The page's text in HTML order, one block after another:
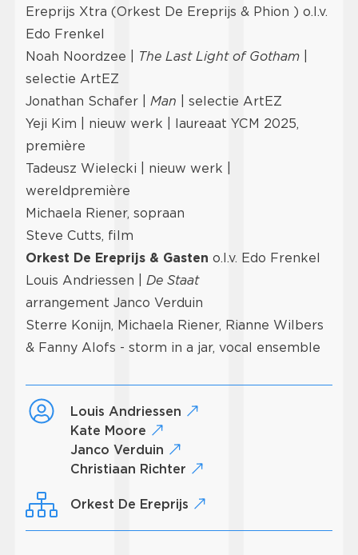
Ereprijs Xtra (Orkest De Ereprijs & Phion ) o.l.v.
Edo Frenkel
Noah Noordzee |
The Last Light of Gotham
selectie ArtEZ
Jonathan Schafer | Man | selectie ArtEZ
Yeji Kim | nieuw werk | laureaat YCM 2025,
première
Tadeusz Wielecki | nieuw werk |
wereldpremière
Michaela Riener, sopraan
Steve Cutts, film
Orkest De Ereprijs & Gasten o.l.v. Edo Frenkel
Louis Andriessen |
De Staat
arrangement Janco Verduin
Sterre Konijn, Michaela Riener, Rianne Wilbers
& Fanny Alofs - storm in a jar, vocal ensemble
Louis Andriessen
Kate Moore
Janco Verduin
Christiaan Richter
Orkest De Ereprijs